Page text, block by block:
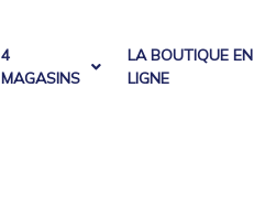
4
MAGASINS
LA BOUTIQUE EN
LIGNE